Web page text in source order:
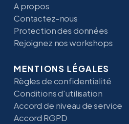
A propos
Contactez-nous
Protection des données
Rejoignez nos workshops
MENTIONS LÉGALES
Règles de confidentialité
Conditions d'utilisation
Accord de niveau de service
Accord RGPD